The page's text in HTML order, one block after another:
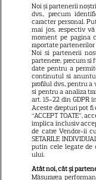
Noi și partenerii
dvs., precum
caracter personal.
mai jos, respectiv
moment pe pagina
raportate partenerilor
Noi si partenerii
partenere, precum si
date pentru a
continutul si
profilul dvs., pentru
si pentru a analiza
art. 15-22 din GDPR
Aceste drepturi pot
“ACCEPT TOATE”,
implica inclusiv
de catre Vendor-ii
SETARILE
putin cele legate de
ului.
Atât noi, cât și
Măsurarea